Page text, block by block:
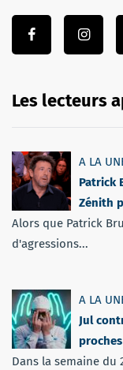
Les lecteurs
A LA
Patrick
Zénith
Alors que Patrick
d'agressions...
A LA
Jul
Dans la semaine